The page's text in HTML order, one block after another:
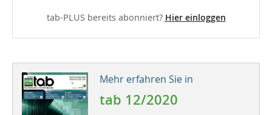
tab-PLUS bereits abonniert? Hier einloggen
Mehr erfahren Sie in
tab 12/2020